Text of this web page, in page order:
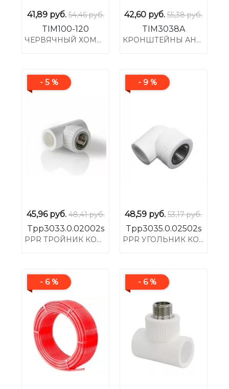
41,89 руб. 54,46 руб.
TIM100-120
ЧЕРВЯЧНЫЙ ХОМУТ 5" (100-120)
42,60 руб. 55,38 руб.
TIM3038A
КРОНШТЕЙНЫ АНКЕРНЫЕ ПЛОСКИЕ С ДЮБЕЛЯМИ 7.5*10.75
- 5 %
45,96 руб. 48,41 руб.
Tpp3033.0.02002s
PPR ТРОЙНИК КОМБИНИРОВАННЫЙ BP T20*1/2F
- 9 %
48,59 руб. 53,17 руб.
Tpp3035.0.02502s
PPR УГОЛЬНИК КОМБИНИРОВАННЫЙ ВР L25*1/2F
- 6 % - 6 %